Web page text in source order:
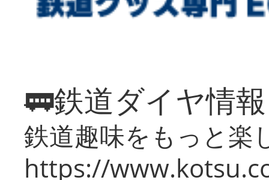
🚃鉄道ダイヤ情
鉄道趣味をもっと楽
https://